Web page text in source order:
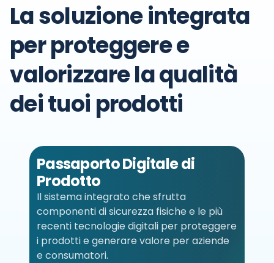
La soluzione integrata
per proteggere e
valorizzare la qualità
dei tuoi prodotti
Passaporto Digitale di
Prodotto
Il sistema integrato che sfrutta
componenti di sicurezza fisiche e le più
recenti tecnologie digitali per proteggere
i prodotti e generare valore per aziende
e consumatori.